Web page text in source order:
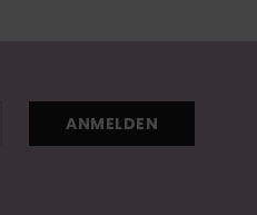
ANMELDEN